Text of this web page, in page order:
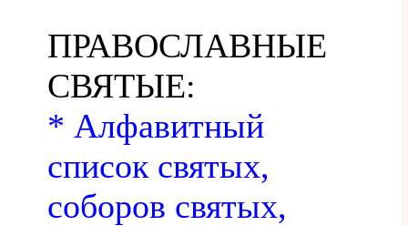
ПРАВОСЛАВНЫЕ
СВЯТЫЕ:
* Алфавитный
список святых,
соборов святых,